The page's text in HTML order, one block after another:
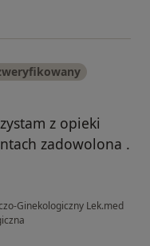
z opieki
zadowolona .
Ginekologiczny Lek.med